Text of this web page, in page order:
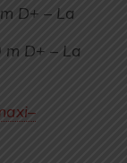
D+ – La
D+ – La
–